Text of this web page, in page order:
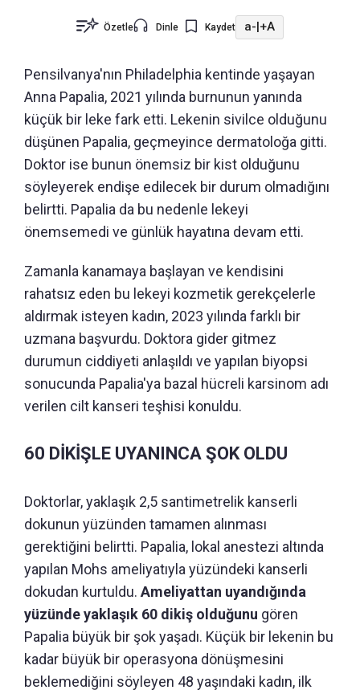
Özetle Dinle Kaydet a-|+A
Pensilvanya'nın Philadelphia kentinde yaşayan
Anna Papalia, 2021 yılında burnunun yanında
küçük bir leke fark etti. Lekenin sivilce olduğunu
düşünen Papalia, geçmeyince dermatoloğa gitti.
Doktor ise bunun önemsiz bir kist olduğunu
söyleyerek endişe edilecek bir durum olmadığını
belirtti. Papalia da bu nedenle lekeyi
önemsemedi ve günlük hayatına devam etti.
Zamanla kanamaya başlayan ve kendisini
rahatsız eden bu lekeyi kozmetik gerekçelerle
aldırmak isteyen kadın, 2023 yılında farklı bir
uzmana başvurdu. Doktora gider gitmez
durumun ciddiyeti anlaşıldı ve yapılan biyopsi
sonucunda Papalia'ya bazal hücreli karsinom adı
verilen cilt kanseri teşhisi konuldu.
60 DİKİŞLE UYANINCA ŞOK OLDU
Doktorlar, yaklaşık 2,5 santimetrelik kanserli
dokunun yüzünden tamamen alınması
gerektiğini belirtti. Papalia, lokal anestezi altında
yapılan Mohs ameliyatıyla yüzündeki kanserli
dokudan kurtuldu. Ameliyattan uyandığında
yüzünde yaklaşık 60 dikiş olduğunu gören
Papalia büyük bir şok yaşadı. Küçük bir lekenin bu
kadar büyük bir operasyona dönüşmesini
beklemediğini söyleyen 48 yaşındaki kadın, ilk